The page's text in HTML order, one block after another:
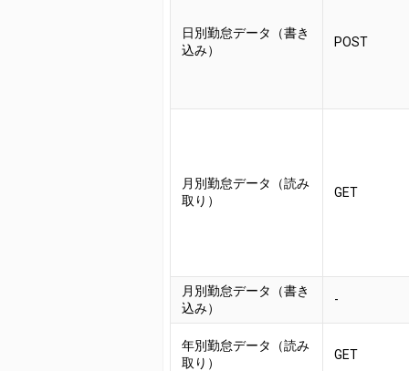
日別勤怠データ（書き
込み）
POST
月別勤怠データ（読み
取り）
GET
月別勤怠データ（書き
込み）
-
年別勤怠データ（読み
取り）
GET